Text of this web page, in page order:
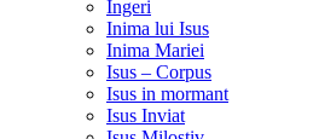
Ingeri
Inima lui Isus
Inima Mariei
Isus – Corpus
Isus in mormant
Isus Inviat